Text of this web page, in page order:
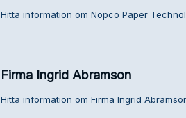
Hitta information om Nopco Paper
Firma Ingrid Abramson
Hitta information om Firma Ingrid